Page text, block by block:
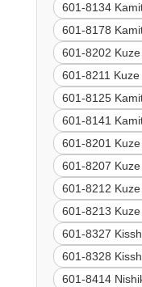
601-8134
601-8178
601-8202
601-8211
601-8125
601-8141
601-8201
601-8207
601-8212
601-8213
601-8327
601-8328
601-8414